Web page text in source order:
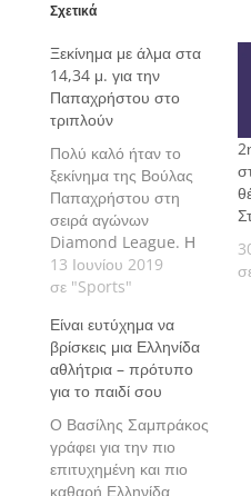
Σχετικά
Ξεκίνημα με άλμα στα
14,34 μ. για την
Παπαχρήστου στο
τριπλούν
Πολύ καλό ήταν το
ξεκίνημα της Βούλας
Παπαχρήστου στη
σειρά αγώνων
Diamond League. Η
Παπαxρήστου
αγωνίστηκε στη
όπου κατέλαβε την
πέμπτη θέση στο
τριπλούν με καλύτερο
άλμα στα 14,34 μ.
13 Ιουνίου 2019
σε "Sports"
Είναι ευτύχημα να
βρίσκεις μια Ελληνίδα
αθλήτρια – πρότυπο
για το παιδί σου
Ο Βασίλης Σαμπράκος
γράφει για την πιο
επιτυχημένη και πιο
καθαρή Ελληνίδα